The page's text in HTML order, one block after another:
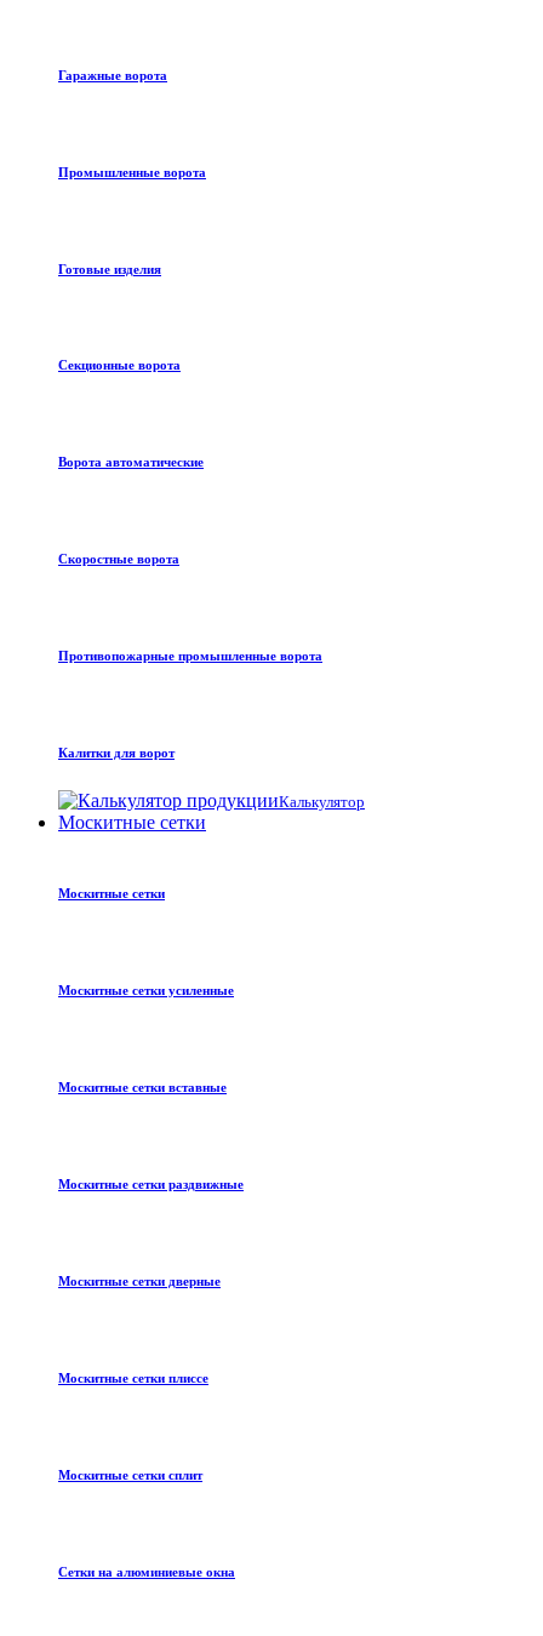
Гаражные ворота
Промышленные ворота
Готовые изделия
Секционные ворота
Ворота автоматические
Скоростные ворота
Противопожарные промышленные ворота
Калитки для ворот
Калькулятор
Москитные сетки
Москитные сетки
Москитные сетки усиленные
Москитные сетки вставные
Москитные сетки раздвижные
Москитные сетки дверные
Москитные сетки плиссе
Москитные сетки сплит
Сетки на алюминиевые окна